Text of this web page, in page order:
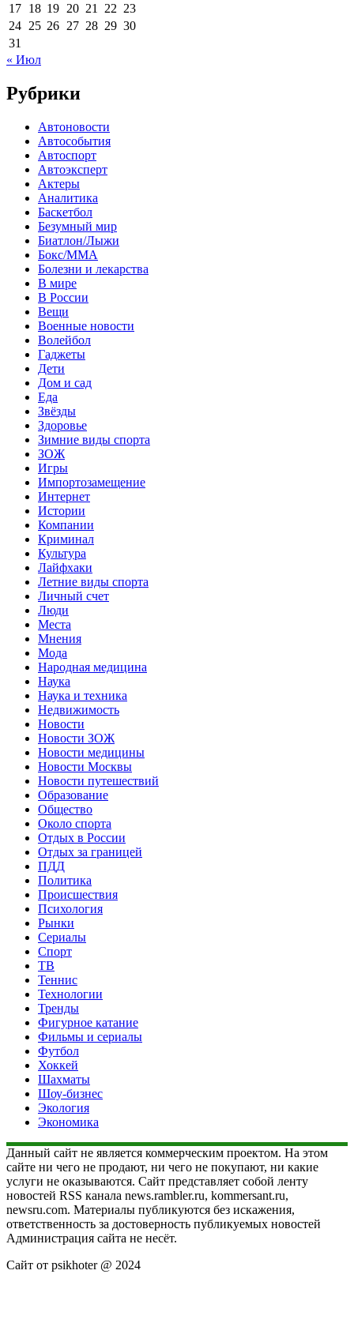
17 18 19 20 21 22 23
24 25 26 27 28 29 30
31
« Июл
Рубрики
Автоновости
Автособытия
Автоспорт
Автоэксперт
Актеры
Аналитика
Баскетбол
Безумный мир
Биатлон/Лыжи
Бокс/MMA
Болезни и лекарства
В мире
В России
Вещи
Военные новости
Волейбол
Гаджеты
Дети
Дом и сад
Еда
Звёзды
Здоровье
Зимние виды спорта
ЗОЖ
Игры
Импортозамещение
Интернет
Истории
Компании
Криминал
Культура
Лайфхаки
Летние виды спорта
Личный счет
Люди
Места
Мнения
Мода
Народная медицина
Наука
Наука и техника
Недвижимость
Новости
Новости ЗОЖ
Новости медицины
Новости Москвы
Новости путешествий
Образование
Общество
Около спорта
Отдых в России
Отдых за границей
ПДД
Политика
Происшествия
Психология
Рынки
Сериалы
Спорт
ТВ
Теннис
Технологии
Тренды
Фигурное катание
Фильмы и сериалы
Футбол
Хоккей
Шахматы
Шоу-бизнес
Экология
Экономика
Данный сайт не является коммерческим проектом. На этом
сайте ни чего не продают, ни чего не покупают, ни какие
услуги не оказываются. Сайт представляет собой ленту
новостей RSS канала news.rambler.ru, kommersant.ru,
newsru.com. Материалы публикуются без искажения,
ответственность за достоверность публикуемых новостей
Администрация сайта не несёт.
Сайт от psikhoter @ 2024